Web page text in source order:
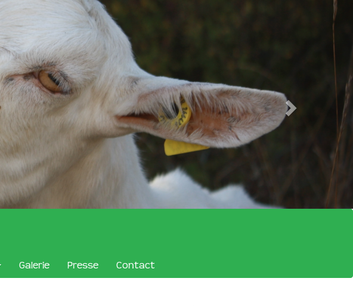
Galerie Presse Contact